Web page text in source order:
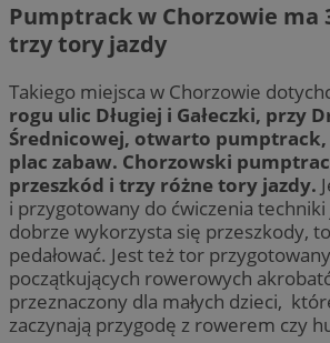
Pumptrack w Chorzowie ma
trzy tory jazdy
Takiego miejsca w Chorzowie
rogu ulic Długiej i Gałeczki, przy
Średnicowej, otwarto
plac zabaw. Chorzowski
przeszkód i trzy różne tory jazdy.
i przygotowany do ćwiczenia techniki
dobrze wykorzysta się przeszkody,
pedałować. Jest też tor
początkujących rowerowych
przeznaczony dla małych dzieci,
zaczynają przygodę z rowerem czy